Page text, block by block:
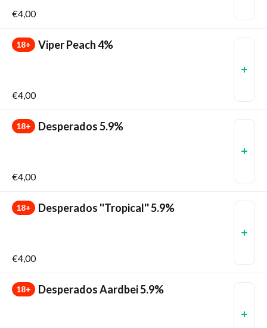
€4,00
18+ Viper Peach 4%
€4,00
18+ Desperados 5.9%
€4,00
18+ Desperados ''Tropical'' 5.9%
€4,00
18+ Desperados Aardbei 5.9%